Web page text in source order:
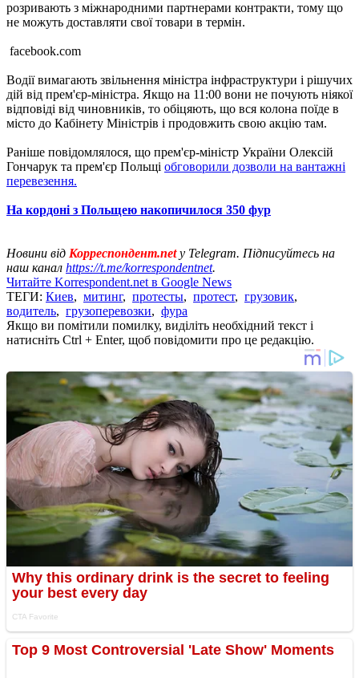
розривають з міжнародними партнерами контракти, тому що
не можуть доставляти свої товари в термін.
facebook.com
Водії вимагають звільнення міністра інфраструктури і рішучих
дій від прем'єр-міністра. Якщо на 11:00 вони не почують ніякої
відповіді від чиновників, то обіцяють, що вся колона поїде в
місто до Кабінету Міністрів і продовжить свою акцію там.
Раніше повідомлялося, що прем'єр-міністр України Олексій
Гончарук та прем'єр Польщі обговорили дозволи на вантажні
перевезення.
На кордоні з Польщею накопичилося 350 фур
Новини від Корреспондент.net у Telegram. Підписуйтесь на
наш канал https://t.me/korrespondentnet.
Читайте Korrespondent.net в Google News
ТЕГИ: Киев, митинг, протесты, протест, грузовик,
водитель, грузоперевозки, фура
Якщо ви помітили помилку, виділіть необхідний текст і
натисніть Ctrl + Enter, щоб повідомити про це редакцію.